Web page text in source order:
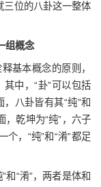
三位的八卦这一整体
组概念
基本概念的原则，
其中，“卦”可以包括
，八卦皆有其“纯”和
，乾坤为“纯”，六子
，“纯”和“淆”都足
和“淆”，两者是体和